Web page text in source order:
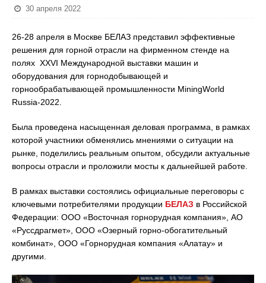
30 апреля 2022
26-28 апреля в Москве БЕЛАЗ представил эффективные
решения для горной отрасли на фирменном стенде на
полях XXVI Международной выставки машин и
оборудования для горнодобывающей и
горнообрабатывающей промышленности MiningWorld
Russia-2022.
Была проведена насыщенная деловая программа, в рамках
которой участники обменялись мнениями о ситуации на
рынке, поделились реальным опытом, обсудили актуальные
вопросы отрасли и проложили мосты к дальнейшей работе.
В рамках выставки состоялись официальные переговоры с
ключевыми потребителями продукции БЕЛАЗ в Российской
Федерации: ООО «Восточная горнорудная компания», АО
«Руссдрагмет», ООО «Озерный горно-обогатительный
комбинат», ООО «Горнорудная компания «Алатау» и
другими.